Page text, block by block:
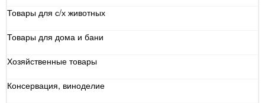
Товары для с/х животных
Товары для дома и бани
Хозяйственные товары
Консервация, виноделие